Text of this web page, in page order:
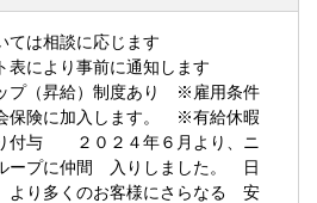
ついては相談に応じます
表により事前に通知します
昇給）制度あり ※雇用条件
保険に加入します。 ※有給休暇
付与 ２０２４年６月より、ニ
ープに仲間 入りしました。 日
より多くのお客様にさらなる 安